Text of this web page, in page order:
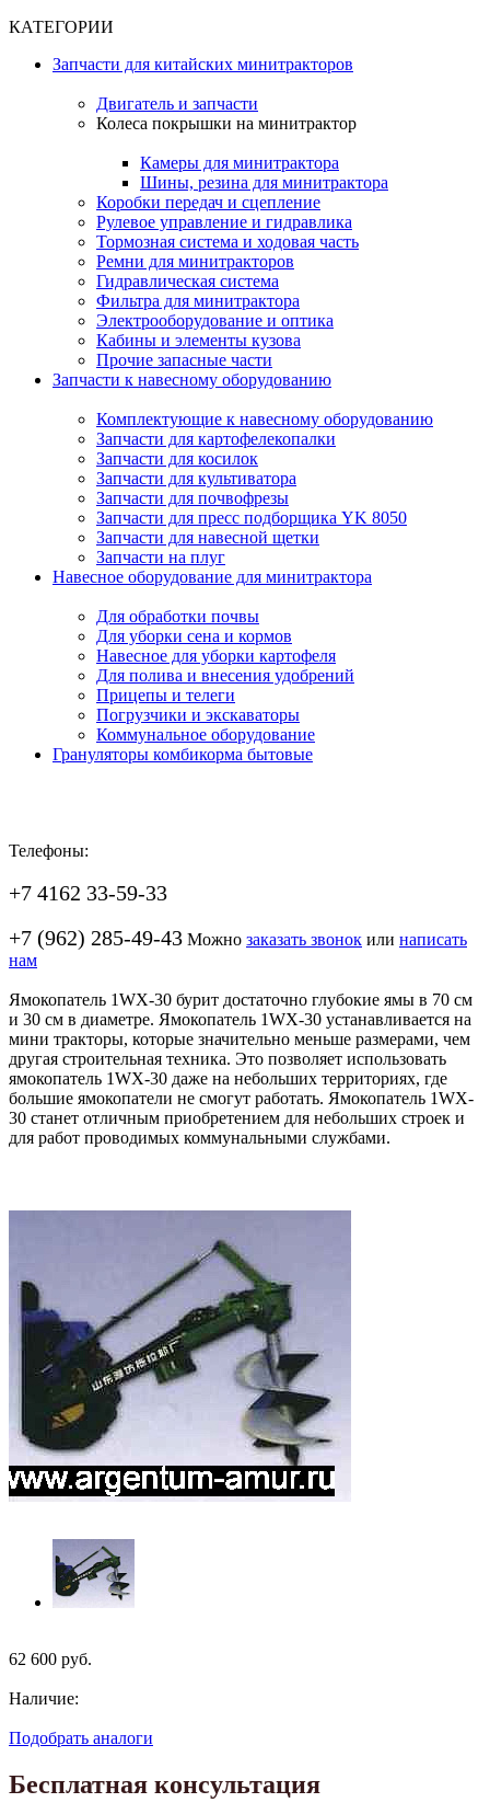
КАТЕГОРИИ
Запчасти для китайских минитракторов
Двигатель и запчасти
Колеса покрышки на минитрактор
Камеры для минитрактора
Шины, резина для минитрактора
Коробки передач и сцепление
Рулевое управление и гидравлика
Тормозная система и ходовая часть
Ремни для минитракторов
Гидравлическая система
Фильтра для минитрактора
Электрооборудование и оптика
Кабины и элементы кузова
Прочие запасные части
Запчасти к навесному оборудованию
Комплектующие к навесному оборудованию
Запчасти для картофелекопалки
Запчасти для косилок
Запчасти для культиватора
Запчасти для почвофрезы
Запчасти для пресс подборщика YK 8050
Запчасти для навесной щетки
Запчасти на плуг
Навесное оборудование для минитрактора
Для обработки почвы
Для уборки сена и кормов
Навесное для уборки картофеля
Для полива и внесения удобрений
Прицепы и телеги
Погрузчики и экскаваторы
Коммунальное оборудование
Грануляторы комбикорма бытовые
Телефоны:
+7 4162 33-59-33
+7 (962) 285-49-43 Можно заказать звонок или написать
нам
Ямокопатель 1WX-30 бурит достаточно глубокие ямы в 70 см
и 30 см в диаметре. Ямокопатель 1WX-30 устанавливается на
мини тракторы, которые значительно меньше размерами, чем
другая строительная техника. Это позволяет использовать
ямокопатель 1WX-30 даже на небольших территориях, где
большие ямокопатели не смогут работать. Ямокопатель 1WX-
30 станет отличным приобретением для небольших строек и
для работ проводимых коммунальными службами.
62 600 руб.
Наличие:
Подобрать аналоги
Бесплатная консультация